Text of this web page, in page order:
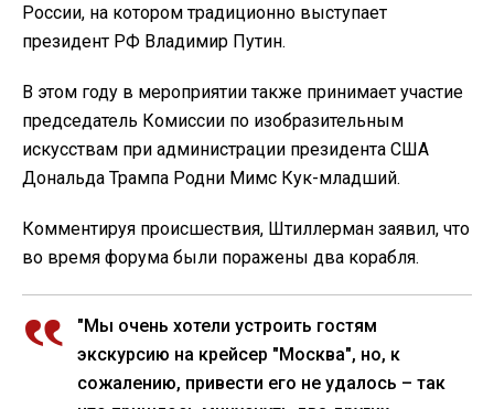
России, на котором традиционно выступает
президент РФ Владимир Путин.
В этом году в мероприятии также принимает участие
председатель Комиссии по изобразительным
искусствам при администрации президента США
Дональда Трампа Родни Мимс Кук-младший.
Комментируя происшествия, Штиллерман заявил, что
во время форума были поражены два корабля.
"Мы очень хотели устроить гостям
экскурсию на крейсер "Москва", но, к
сожалению, привести его не удалось – так